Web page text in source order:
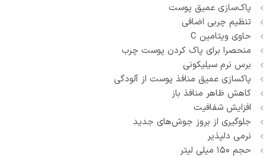
پاک‌سازی عمیق پوست
تنظیم چربی اضافی
حاوی ویتامین C
منحصرا برای پاک کردن پوست چرب
برس نرم سیلیکونی
پاکسازی عمیق منافذ پوست از آلودگی
کاهش ظاهر منافذ باز
افزایش شفافیت
جلوگیری از بروز جوش‌های جدید
نرمی دلپذیر
حجم ۱۵۰ میلی لیتر